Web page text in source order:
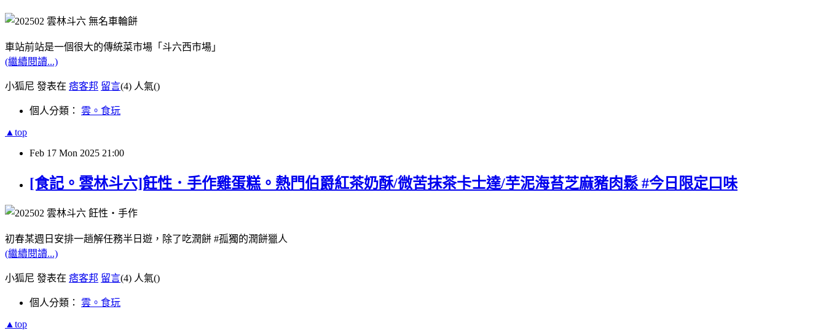
車站前站是一個很大的傳統菜市場「斗六西市場」
(繼續閱讀...)
小狐尼 發表在 痞客邦 留言(4) 人氣()
個人分類： 雲。食玩
▲top
Feb 17 Mon 2025 21:00
[食記。雲林斗六]飪性．手作雞蛋糕。熱門伯爵紅茶奶酥/微苦抹茶卡士達/芋泥海苔芝麻豬肉鬆 #今日限定口味
初春某週日安排一趟解任務半日遊，除了吃潤餅 #孤獨的潤餅獵人
(繼續閱讀...)
小狐尼 發表在 痞客邦 留言(4) 人氣()
個人分類： 雲。食玩
▲top